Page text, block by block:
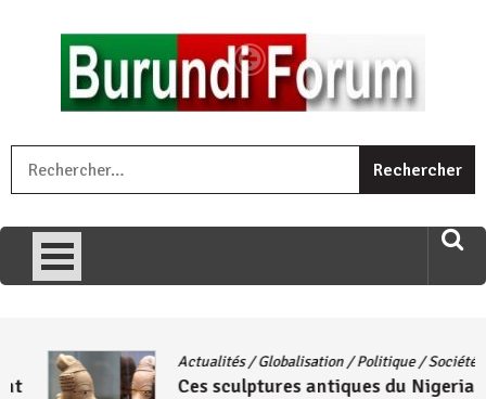
umariye umuryango wawe canke igihugu cakwibarutse .Wewe
uri ngaha ndagusigiye iki kibazo : Uriko ukora iki kugira ngo
Actualités/Globalisation/Politique/Société
Ces sculptures antiques du Nigeria qui